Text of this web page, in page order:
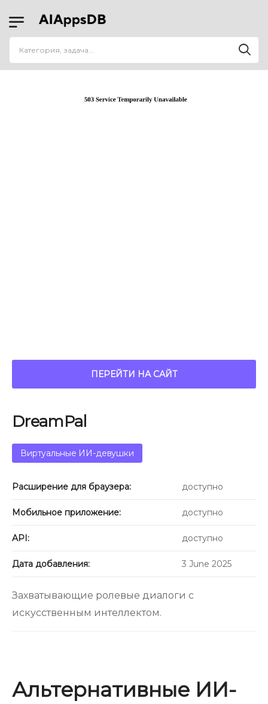
ПЕРЕЙТИ НА САЙТ
DreamPal
Виртуальные ИИ-девушки
Расширение для браузера: доступно
Мобильное приложение: доступно
API: доступно
Дата добавления: 3 June 2025
Захватывающие ролевые диалоги с
искусственным интеллектом.
Альтернативные ИИ-